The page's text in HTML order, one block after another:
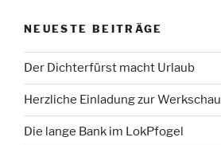
NEUESTE BEITRÄGE
Der Dichterfürst macht Urlaub
Herzliche Einladung zur Werkschau
Die lange Bank im LokPfogel